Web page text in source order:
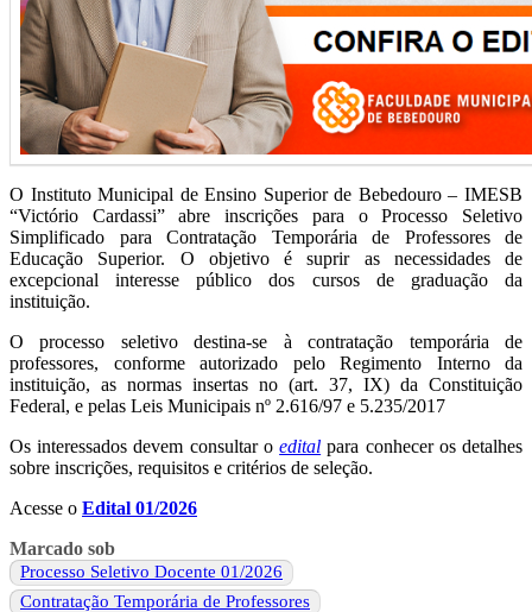
O Instituto Municipal de Ensino Superior de Bebedouro – IMESB
“Victório Cardassi” abre inscrições para o Processo Seletivo
Simplificado para Contratação Temporária de Professores de
Educação Superior. O objetivo é suprir as necessidades de
excepcional interesse público dos cursos de graduação da
instituição.
O processo seletivo destina-se à contratação temporária de
professores, conforme autorizado pelo Regimento Interno da
instituição, as normas insertas no (art. 37, IX) da Constituição
Federal, e pelas Leis Municipais nº 2.616/97 e 5.235/2017
Os interessados devem consultar oedital para conhecer os detalhes
sobre inscrições, requisitos e critérios de seleção.
Acesse o Edital 01/2026
Marcado sob
Processo Seletivo Docente 01/2026
Contratação Temporária de Professores